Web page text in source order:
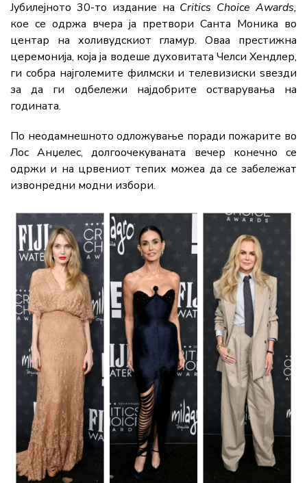
Јубилејното 30-то издание на Critics Choice Awards,
кое се одржа вчера ја претвори Санта Моника во
центар на холивудскиот гламур. Оваа престижна
церемонија, која ја водеше духовитата Челси Хендлер,
ги собра најголемите филмски и телевизиски ѕвезди
за да ги одбележи најдобрите остварувања на
годината.
По неодамнешното одложување поради пожарите во
Лос Анџелес, долгоочекуваната вечер конечно се
одржи и на црвениот тепих можеа да се забележат
извонредни модни избори.